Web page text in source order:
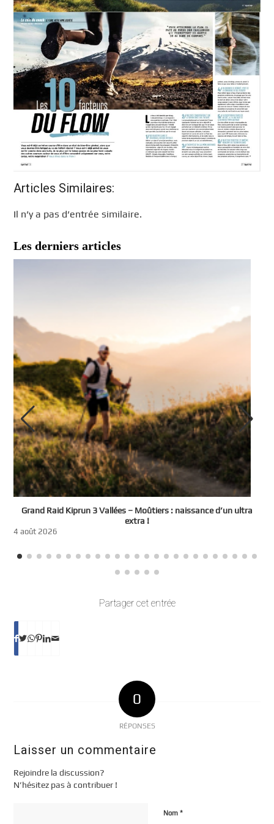
Articles Similaires:
Il n’y a pas d’entrée similaire.
Les derniers articles
Grand Raid Kiprun 3 Vallées – Moûtiers : naissance d’un ultra
extra !
4 août 2026
Partager cet entrée
0
RÉPONSES
Laisser un commentaire
Rejoindre la discussion?
N’hésitez pas à contribuer !
Nom*